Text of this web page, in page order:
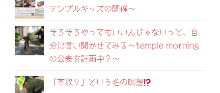
テンプルキッズの開催～
そろそろやってもいいんじゃないっと、自
分に言い聞かせてみる～temple morning
の公表を計画中？～
「草取り」という名の瞑想